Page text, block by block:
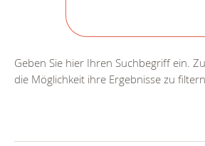
Geben Sie hier Ihren Suchbegriff ein.
die Möglichkeit ihre Ergebnisse zu